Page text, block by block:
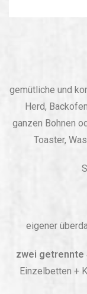
gemütliche und
Herd,
ganzen Bohnen
Toaster,
eigener
zwei getrennte
Einzelbetten +